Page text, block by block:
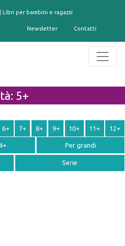
Libri per bambini e ragazzi
Newsletter Contatti
5+
6+ 7+ 8+ 9+ 10+ 11+ 12+
Per grandi
Serie